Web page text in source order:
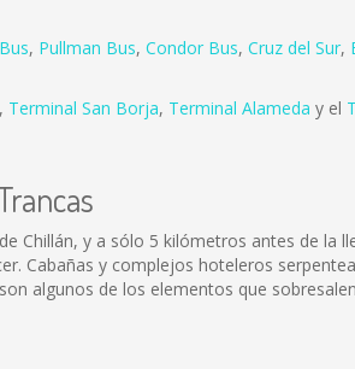
, Pullman Bus, Condor Bus, Cruz del Sur,
, Terminal San Borja, Terminal Alameda y el
Chillán, y a sólo 5 kilómetros antes de la
Cabañas y complejos hoteleros
algunos de los elementos que